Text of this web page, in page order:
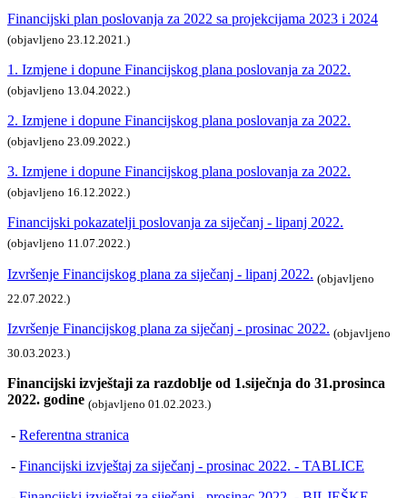
Financijski plan poslovanja za 2022 sa projekcijama 2023 i 2024
(objavljeno 23.12.2021.)
1. Izmjene i dopune Financijskog plana poslovanja za 2022.
(objavljeno 13.04.2022.)
2. Izmjene i dopune Financijskog plana poslovanja za 2022.
(objavljeno 23.09.2022.)
3. Izmjene i dopune Financijskog plana poslovanja za 2022.
(objavljeno 16.12.2022.)
Financijski pokazatelji poslovanja za siječanj - lipanj 2022.
(objavljeno 11.07.2022.)
Izvršenje Financijskog plana za siječanj - lipanj 2022. (objavljeno
22.07.2022.)
Izvršenje Financijskog plana za siječanj - prosinac 2022. (objavljeno
30.03.2023.)
Financijski izvještaji za razdoblje od 1.siječnja do 31.prosinca
2022. godine (objavljeno 01.02.2023.)
- Referentna stranica
- Financijski izvještaj za siječanj - prosinac 2022. - TABLICE